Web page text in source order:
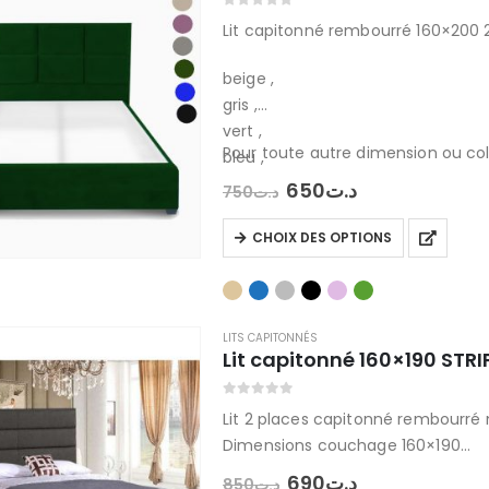
Lit capitonné rembourré 160×200
beige ,
gris ,
vert ,
bleu ,
noir ,
Pour toute autre dimension ou
د.ت750 Le
initial
était :
د.ت650 Le
actuel
est :
CHOIX DES OPTIONS
Ce
produit
a
variations.
Les
options
peuvent
être
LITS CAPITONNÉS
Lit capitonné 160×190
Lit 2 places capitonné rembourré
Dimensions couchage 160×190
Livraison rapide
Le د.ت690 Le